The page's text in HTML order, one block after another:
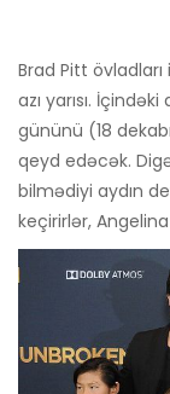
Brad Pitt
azı yarısı.
gününü (18
qeyd edəcək.
bilmədiyi aydın
keçirirlər,